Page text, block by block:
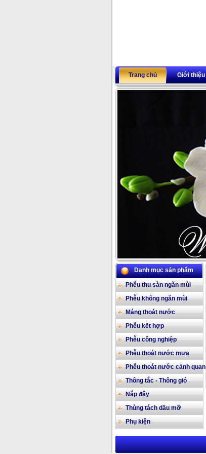
Trang chủ Giới thiệu
Danh mục sản phẩm
Phễu thu sàn ngăn mùi
Phễu không ngăn mùi
Máng thoát nước
Phễu kết hợp
Phễu công nghiệp
Phễu thoát nước mưa
Phễu thoát nước cảnh quan
Thông tắc - Thông gió
Nắp đậy
Thùng tách dầu mỡ
Phụ kiện